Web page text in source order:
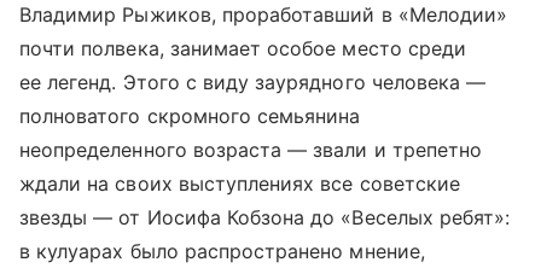
Владимир Рыжиков, проработавший в «Мелодии»
почти полвека, занимает особое место среди
ее легенд. Этого с виду заурядного человека —
полноватого скромного семьянина
неопределенного возраста — звали и трепетно
ждали на своих выступлениях все советские
звезды — от Иосифа Кобзона до «Веселых ребят»:
в кулуарах было распространено мнение,